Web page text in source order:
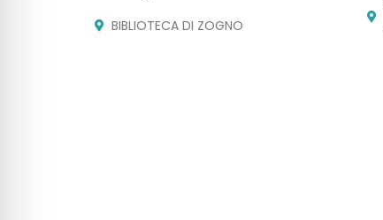
BIBLIOTECA DI ZOGNO